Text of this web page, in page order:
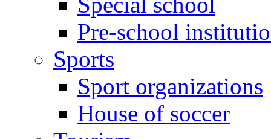
Pre-school
Sports
Sport organizations
House of soccer